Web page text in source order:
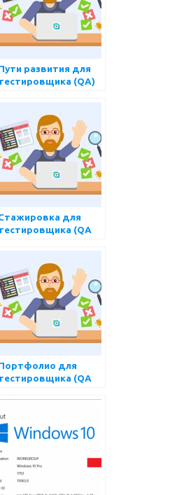
развития для
(QA)
для
(QA
для
(QA